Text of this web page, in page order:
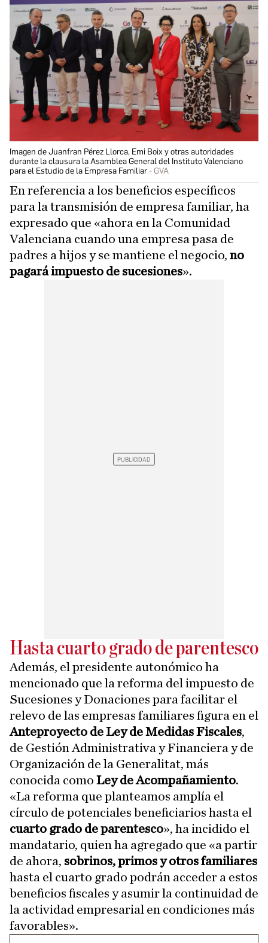
Imagen de Juanfran Pérez Llorca, Emi Boix y otras autoridades
durante la clausura la Asamblea General del Instituto Valenciano
para el Estudio de la Empresa Familiar
GVA
En referencia a los beneficios específicos
para la transmisión de empresa familiar, ha
expresado que «ahora en la Comunidad
Valenciana cuando una empresa pasa de
padres a hijos y se mantiene el negocio, no
pagará impuesto de sucesiones».
Hasta cuarto grado de parentesco
Además, el presidente autonómico ha
mencionado que la reforma del impuesto de
Sucesiones y Donaciones para facilitar el
relevo de las empresas familiares figura en el
Anteproyecto de Ley de Medidas Fiscales,
de Gestión Administrativa y Financiera y de
Organización de la Generalitat, más
conocida como Ley de Acompañamiento.
«La reforma que planteamos amplía el
círculo de potenciales beneficiarios hasta el
cuarto grado de parentesco», ha incidido el
mandatario, quien ha agregado que «a partir
de ahora, sobrinos, primos y otros familiares
hasta el cuarto grado podrán acceder a estos
beneficios fiscales y asumir la continuidad de
la actividad empresarial en condiciones más
favorables».